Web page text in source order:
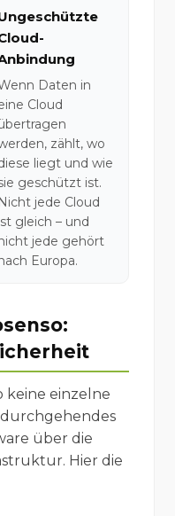
Daten in
Cloud
zählt, wo
liegt und wie
geschützt ist.
Nicht jede Cloud
gleich – und
jede gehört
Europa.
keine einzelne
über die
Hier die